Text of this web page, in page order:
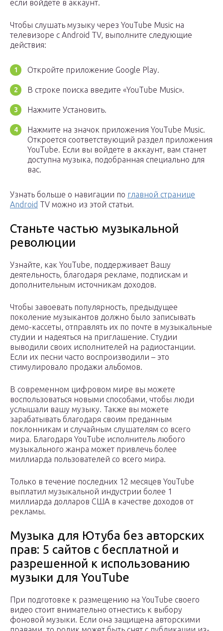
если войдете в аккаунт.
Чтобы слушать музыку через YouTube Music на
телевизоре с Android TV, выполните следующие
действия:
Откройте приложение Google Play.
В строке поиска введите «YouTube Music».
Нажмите Установить.
Нажмите на значок приложения YouTube Music.
Откроется соответствующий раздел приложения
YouTube. Если вы войдете в аккаунт, вам станет
доступна музыка, подобранная специально для
вас.
Узнать больше о навигации по главной странице
Android TV можно из этой статьи.
Станьте частью музыкальной
революции
Узнайте, как YouTube, поддерживает Вашу
деятельность, благодаря рекламе, подпискам и
дополнительным источникам доходов.
Чтобы завоевать популярность, предыдущее
поколение музыкантов должно было записывать
демо-кассеты, отправлять их по почте в музыкальные
студии и надеяться на приглашение. Студии
выводили своих исполнителей на радиостанции.
Если их песни часто воспроизводили – это
стимулировало продажи альбомов.
В современном цифровом мире вы можете
воспользоваться новыми способами, чтобы люди
услышали вашу музыку. Также вы можете
зарабатывать благодаря своим преданным
поклонникам и случайным слушателям со всего
мира. Благодаря YouTube исполнитель любого
музыкального жанра может привлечь более
миллиарда пользователей со всего мира.
Только в течение последних 12 месяцев YouTube
выплатил музыкальной индустрии более 1
миллиарда долларов США в качестве доходов от
рекламы.
Музыка для Ютуба без авторских
прав: 5 сайтов с бесплатной и
разрешенной к использованию
музыки для YouTube
При подготовке к размещению на YouTube своего
видео стоит внимательно отнестись к выбору
фоновой музыки. Если она защищена авторскими